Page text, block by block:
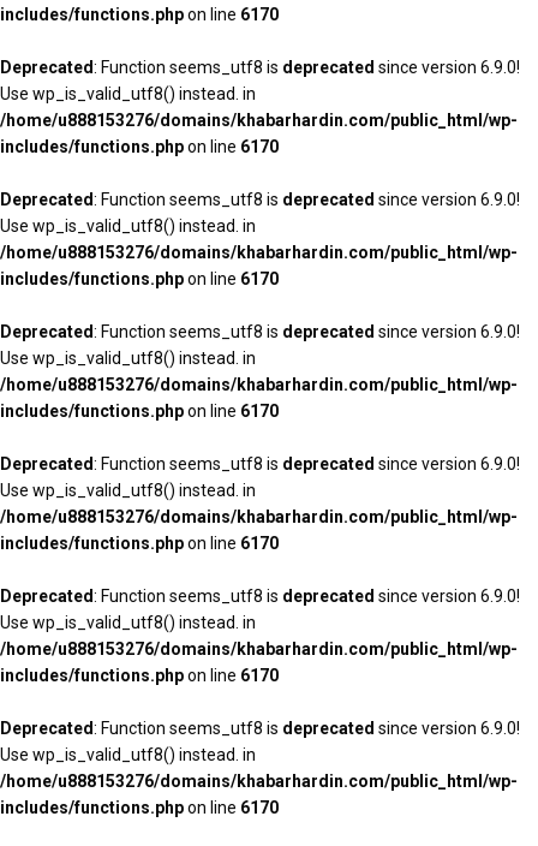
includes/functions.phpon line 6170
Deprecated: Function seems_utf8 is deprecated since version 6.9.0!
Use wp_is_valid_utf8() instead. in
/home/u888153276/domains/khabarhardin.com/public_html/wp-
includes/functions.phpon line 6170
Deprecated: Function seems_utf8 is deprecated since version 6.9.0!
Use wp_is_valid_utf8() instead. in
/home/u888153276/domains/khabarhardin.com/public_html/wp-
includes/functions.phpon line 6170
Deprecated: Function seems_utf8 is deprecated since version 6.9.0!
Use wp_is_valid_utf8() instead. in
/home/u888153276/domains/khabarhardin.com/public_html/wp-
includes/functions.phpon line 6170
Deprecated: Function seems_utf8 is deprecated since version 6.9.0!
Use wp_is_valid_utf8() instead. in
/home/u888153276/domains/khabarhardin.com/public_html/wp-
includes/functions.phpon line 6170
Deprecated: Function seems_utf8 is deprecated since version 6.9.0!
Use wp_is_valid_utf8() instead. in
/home/u888153276/domains/khabarhardin.com/public_html/wp-
includes/functions.phpon line 6170
Deprecated: Function seems_utf8 is deprecated since version 6.9.0!
Use wp_is_valid_utf8() instead. in
/home/u888153276/domains/khabarhardin.com/public_html/wp-
includes/functions.phpon line 6170